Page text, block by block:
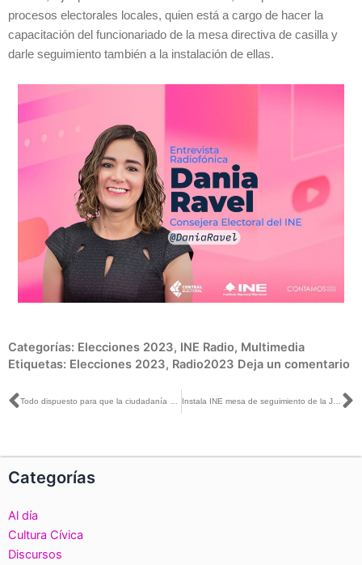
procesos electorales locales, quien está a cargo de hacer la
capacitación del funcionariado de la mesa directiva de casilla y
darle seguimiento también a la instalación de ellas.
Categorías: Elecciones 2023, INE Radio, Multimedia
Etiquetas: Elecciones 2023, Radio2023 Deja un comentario
Ant Instala INE mesa de seguimiento de la Jornada Electoral
Categorías
Al día
Cultura Cívica
Discursos